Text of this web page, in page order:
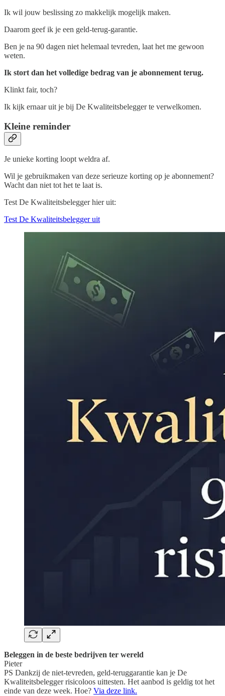
Ik wil jouw beslissing zo makkelijk mogelijk maken.
Daarom geef ik je een geld‑terug‑garantie.
Ben je na 90 dagen niet helemaal tevreden, laat het me gewoon
weten.
Ik stort dan het volledige bedrag van je abonnement terug.
Klinkt fair, toch?
Ik kijk ernaar uit je bij De Kwaliteitsbelegger te verwelkomen.
Kleine reminder
Je unieke korting loopt weldra af.
Wil je gebruikmaken van deze serieuze korting op je abonnement?
Wacht dan niet tot het te laat is.
Test De Kwaliteitsbelegger hier uit:
Test De Kwaliteitsbelegger uit
Beleggen in de beste bedrijven ter wereld
Pieter
PS Dankzij de niet-tevreden, geld-teruggarantie kan je De
Kwaliteitsbelegger risicoloos uittesten. Het aanbod is geldig tot het
einde van deze week. Hoe? Via deze link.